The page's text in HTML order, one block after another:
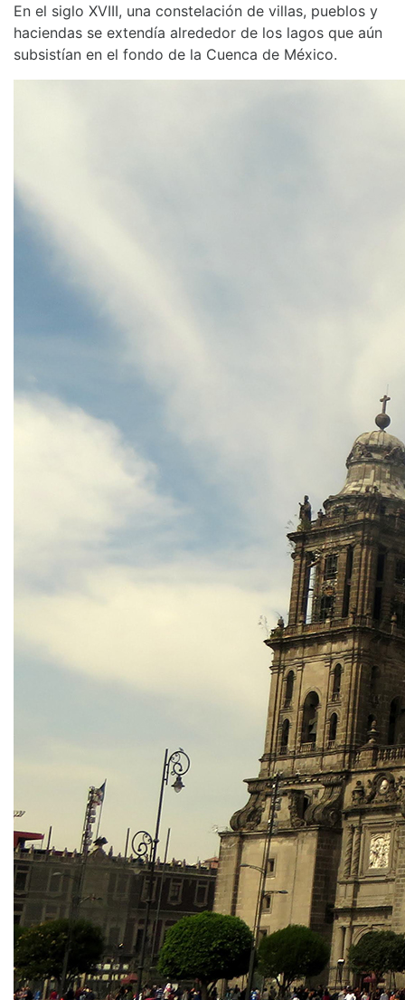
En el siglo XVIII, una constelación de villas, pueblos y
haciendas se extendía alrededor de los lagos que aún
subsistían en el fondo de la Cuenca de México.